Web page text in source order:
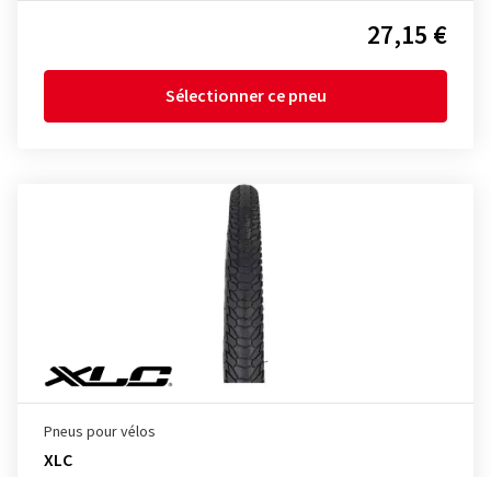
27,15 €
Sélectionner ce pneu
Pneus pour vélos
XLC